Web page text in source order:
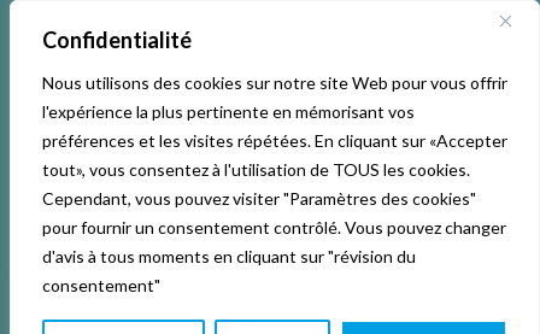
Confidentialité
Nous utilisons des cookies sur notre site Web pour vous offrir
l'expérience la plus pertinente en mémorisant vos
préférences et les visites répétées. En cliquant sur «Accepter
tout», vous consentez à l'utilisation de TOUS les cookies.
Cependant, vous pouvez visiter "Paramètres des cookies"
pour fournir un consentement contrôlé. Vous pouvez changer
d'avis à tous moments en cliquant sur "révision du
consentement"